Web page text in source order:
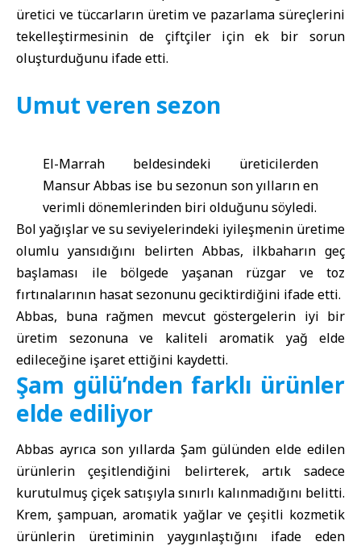
üretici ve tüccarların üretim ve pazarlama süreçlerini
tekelleştirmesinin de çiftçiler için ek bir sorun
oluşturduğunu ifade etti.
Umut veren sezon
El-Marrah beldesindeki üreticilerden
Mansur Abbas ise bu sezonun son yılların en
verimli dönemlerinden biri olduğunu söyledi.
Bol yağışlar ve su seviyelerindeki iyileşmenin üretime
olumlu yansıdığını belirten Abbas, ilkbaharın geç
başlaması ile bölgede yaşanan rüzgar ve toz
fırtınalarının hasat sezonunu geciktirdiğini ifade etti.
Abbas, buna rağmen mevcut göstergelerin iyi bir
üretim sezonuna ve kaliteli aromatik yağ elde
edileceğine işaret ettiğini kaydetti.
Şam gülü’nden farklı ürünler
elde ediliyor
Abbas ayrıca son yıllarda Şam gülünden elde edilen
ürünlerin çeşitlendiğini belirterek, artık sadece
kurutulmuş çiçek satışıyla sınırlı kalınmadığını belitti.
Krem, şampuan, aromatik yağlar ve çeşitli kozmetik
ürünlerin üretiminin yaygınlaştığını ifade eden